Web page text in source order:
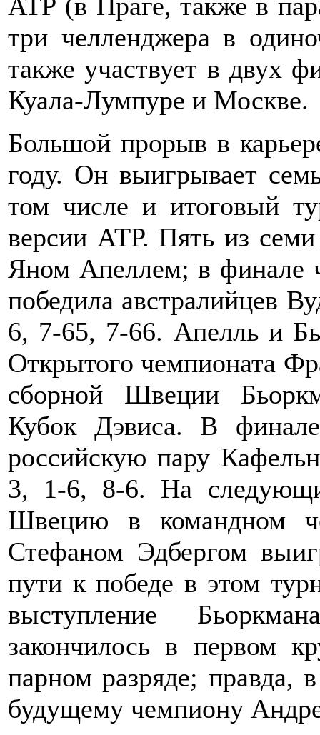
три челленджера в
также участвует в двух
Куала-Лумпуре и Москве.
Большой прорыв в
году. Он выигрывает
том числе и итоговый
версии АТР. Пять из
Яном Апеллем; в финале
победила австралийцев
6, 7-65, 7-66. Апелль и
Открытого чемпионата
сборной Швеции
Кубок Дэвиса. В
российскую пару
3, 1-6, 8-6. На
Швецию в командном
Стефаном Эдбергом
пути к победе в этом
выступление
закончилось в первом
парном разряде; правда,
будущему чемпиону